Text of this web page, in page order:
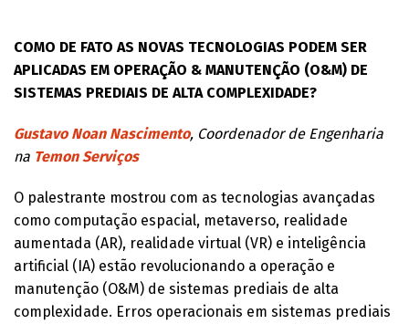
COMO DE FATO AS NOVAS TECNOLOGIAS PODEM SER
APLICADAS EM OPERAÇÃO & MANUTENÇÃO (O&M) DE
SISTEMAS PREDIAIS DE ALTA COMPLEXIDADE?
Gustavo Noan Nascimento, Coordenador de Engenharia
na Temon Serviços
O palestrante mostrou com as tecnologias avançadas
como computação espacial, metaverso, realidade
aumentada (AR), realidade virtual (VR) e inteligência
artificial (IA) estão revolucionando a operação e
manutenção (O&M) de sistemas prediais de alta
complexidade. Erros operacionais em sistemas prediais